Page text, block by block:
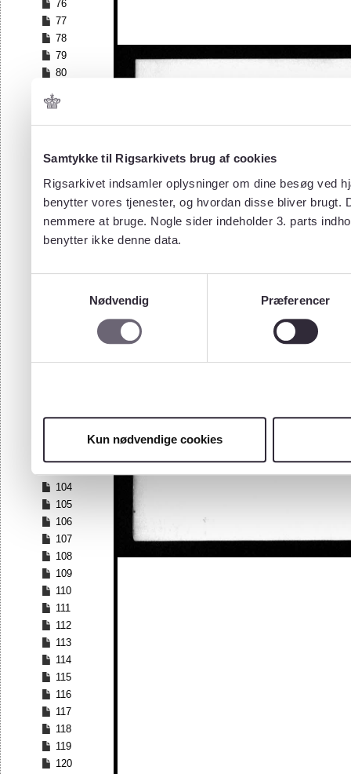
Samtykke til Rigsarkivets brug af cookies
Rigsarkivet indsamler oplysninger om dine besøg ved
benytter vores tjenester, og hvordan disse bliver
nemmere at bruge. Nogle sider indeholder 3. parts
benytter ikke denne data.
Nødvendig
Præferencer
Kun nødvendige cookies
76
77
78
79
80
82
83
85
87
88
89
90
97
100
104
105
106
107
108
109
110
111
112
113
114
115
116
117
118
119
120